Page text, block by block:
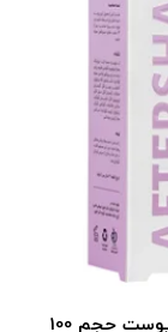
ژل پس از اصلاح بانوان سی گل مناسب انواع پوست حجم 100